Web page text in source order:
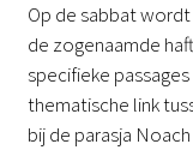
Op de sabbat
de zogenaamde
specifieke
thematische link
bij de parasja Noach